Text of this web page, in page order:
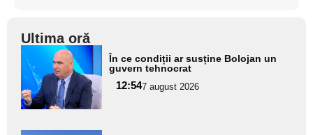
Ultima oră
Adaugă
aici textul
pentru
subtitlu
În ce condiții ar susține Bolojan un
guvern tehnocrat
12:547 august 2026